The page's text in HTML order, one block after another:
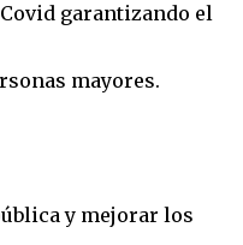
garantizando el
mayores.
y mejorar los